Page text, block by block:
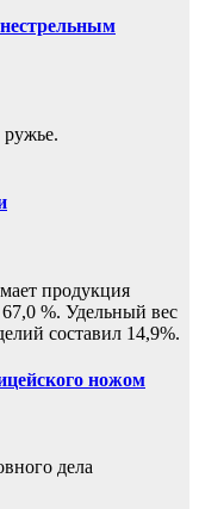
ружье.
продукция
%. Удельный вес
составил 14,9%.
ножом
дела